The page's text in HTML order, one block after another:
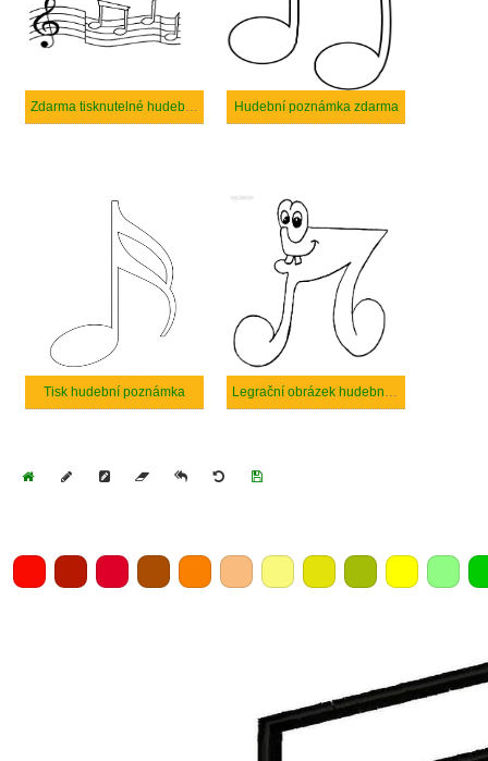
Zdarma tisknutelné hudební poznámky pro děti Hudební poznámka zdarma
Tisk hudební poznámka Legrační obrázek hudební poznámka